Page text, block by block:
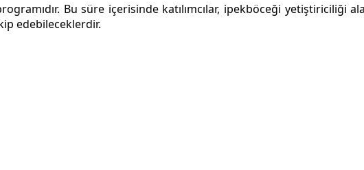
Bu süre içerisinde katılımcılar, ipekböceği yetiştiriciliği
edebileceklerdir.